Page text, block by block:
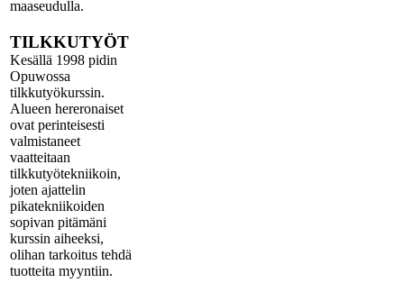
maaseudulla.
TILKKUTYÖT
Kesällä 1998 pidin
Opuwossa
tilkkutyökurssin.
Alueen hereronaiset
ovat perinteisesti
valmistaneet
vaatteitaan
tilkkutyötekniikoin,
joten ajattelin
pikatekniikoiden
sopivan pitämäni
kurssin aiheeksi,
olihan tarkoitus tehdä
tuotteita myyntiin.